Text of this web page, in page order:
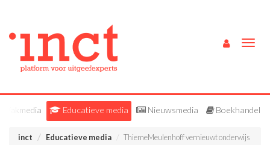
Vakmedia Educatieve media Nieuwsmedia Boekhandel
inct Educatieve media
ThiemeMeulenhoff vernieuwt onderwijs